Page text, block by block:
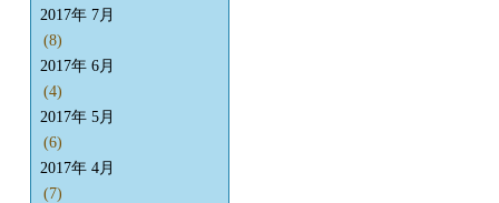
2017年 7月
(8)
2017年 6月
(4)
2017年 5月
(6)
2017年 4月
(7)